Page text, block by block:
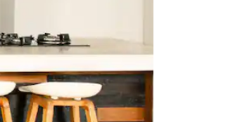
keşfedin.